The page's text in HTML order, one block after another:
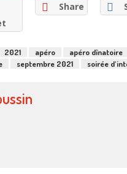
Share
2021 apéro apéro dînatoire
septembre 2021 soirée